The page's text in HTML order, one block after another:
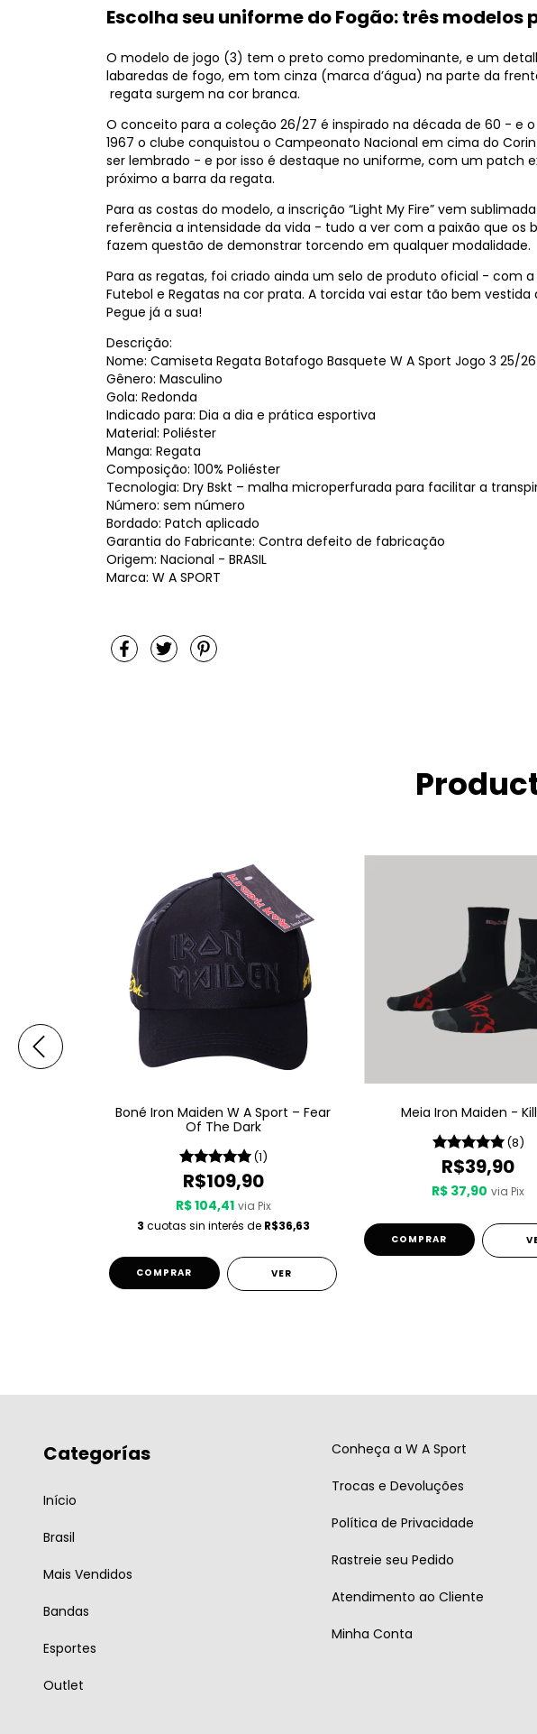
Escolha seu uniforme do Fogão: três modelos
O modelo de jogo (3) tem o preto como predominante, e um
labaredas de fogo, em tom cinza (marca d’água) na parte da
regata surgem na cor branca.
O conceito para a coleção 26/27 é inspirado na década de 60 - e
1967 o clube conquistou o Campeonato Nacional em cima do
ser lembrado - e por isso é destaque no uniforme, com um patch
próximo a barra da regata.
Para as costas do modelo, a inscrição “Light My Fire” vem
referência a intensidade da vida - tudo a ver com a paixão que os
fazem questão de demonstrar torcendo em qualquer modalidade.
Para as regatas, foi criado ainda um selo de produto oficial - com
Futebol e Regatas na cor prata. A torcida vai estar tão bem
Pegue já a sua!
Descrição:
Nome: Camiseta Regata Botafogo Basquete W A Sport Jogo 3 25/
Gênero: Masculino
Gola: Redonda
Indicado para: Dia a dia e prática esportiva
Material: Poliéster
Manga: Regata
Composição: 100% Poliéster
Tecnologia: Dry Bskt – malha microperfurada para facilitar a
Número: sem número
Bordado: Patch aplicado
Garantia do Fabricante: Contra defeito de fabricação
Origem: Nacional - BRASIL
Marca: W A SPORT
Boné Iron Maiden W A Sport – Fear
Of The Dark
(1)
R$109,90
R$ 104,41 via Pix
3 cuotas sin interés de R$36,63
VER
Meia Iron Maiden -
(8)
R$39,90
R$ 37,90 via Pix
COMPRAR
Categorías
Início
Brasil
Mais Vendidos
Bandas
Esportes
Outlet
Conheça a W A Sport
Trocas e Devoluções
Política de Privacidade
Rastreie seu Pedido
Atendimento ao Cliente
Minha Conta